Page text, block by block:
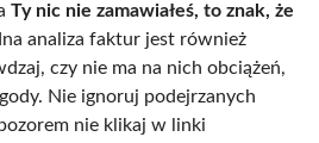
Ty nic nie zamawiałeś, to znak, że
analiza faktur jest również
czy nie ma na nich obciążeń,
Nie ignoruj podejrzanych
nie klikaj w linki